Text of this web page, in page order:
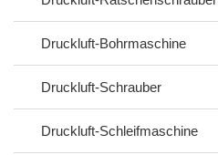
Druckluft-Bohrmaschine
Druckluft-Schrauber
Druckluft-Schleifmaschine